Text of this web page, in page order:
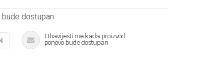
dostupan
Obavijesti me kada proizvod
ponovo bude dostupan